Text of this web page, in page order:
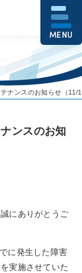
MENU
ナンスのお知らせ（11/
ンスのお知
にありがとうご
に発生した 障害
実施させていた